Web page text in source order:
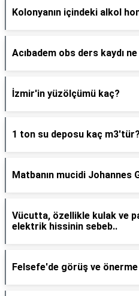
Kolonyanın içindeki alkol
Acıbadem obs ders kaydı
İzmir'in yüzölçümü kaç?
1 ton su deposu kaç m3'tür?
Matbanın mucidi Johannes
Vücutta, özellikle kulak ve
elektrik hissinin sebeb..
Felsefe'de görüş ve